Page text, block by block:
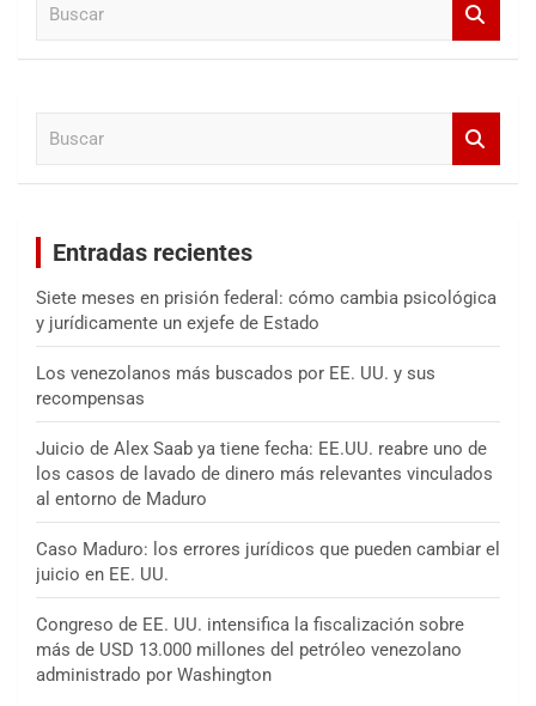
Entradas recientes
Siete meses en prisión federal: cómo cambia psicológica
y jurídicamente un exjefe de Estado
Los venezolanos más buscados por EE. UU. y sus
recompensas
Juicio de Alex Saab ya tiene fecha: EE.UU. reabre uno de
los casos de lavado de dinero más relevantes vinculados
al entorno de Maduro
Caso Maduro: los errores jurídicos que pueden cambiar el
juicio en EE. UU.
Congreso de EE. UU. intensifica la fiscalización sobre
más de USD 13.000 millones del petróleo venezolano
administrado por Washington